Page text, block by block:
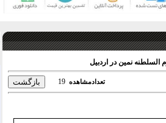
السلطنه نمین در اردبیل
تعدادمشاهده 19